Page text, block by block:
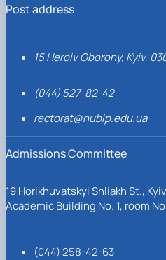
Post address
15 Heroiv Oborony, Kyiv,
(044) 527-82-42
rectorat@nubip.edu.ua
Admissions Committee
19 Horikhuvatskyi Shliakh St.,
Academic Building No. 1, room
(044) 258-42-63